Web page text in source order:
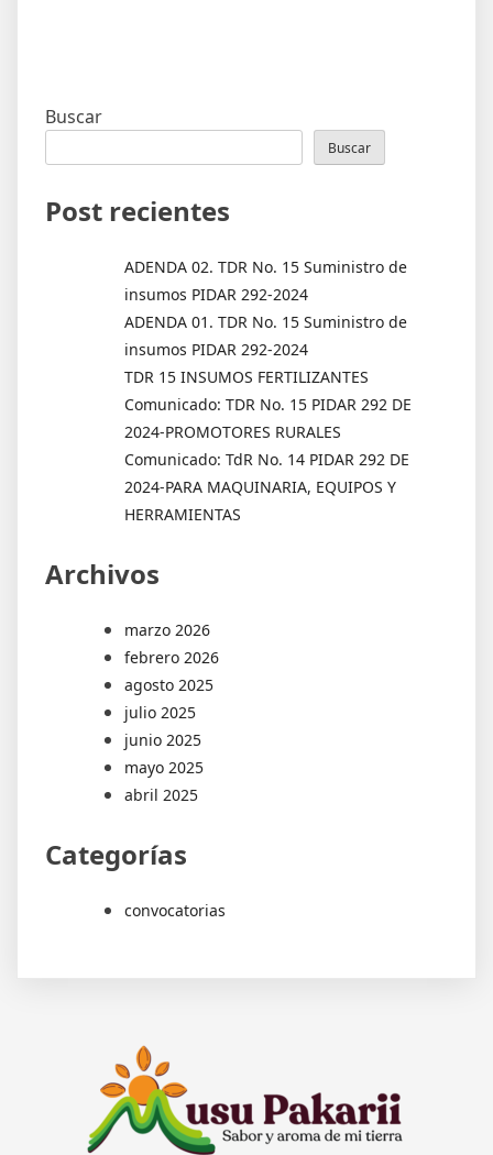
Buscar
Buscar
Post recientes
ADENDA 02. TDR No. 15 Suministro de
insumos PIDAR 292-2024
ADENDA 01. TDR No. 15 Suministro de
insumos PIDAR 292-2024
TDR 15 INSUMOS FERTILIZANTES
Comunicado: TDR No. 15 PIDAR 292 DE
2024-PROMOTORES RURALES
Comunicado: TdR No. 14 PIDAR 292 DE
2024-PARA MAQUINARIA, EQUIPOS Y
HERRAMIENTAS
Archivos
marzo 2026
febrero 2026
agosto 2025
julio 2025
junio 2025
mayo 2025
abril 2025
Categorías
convocatorias